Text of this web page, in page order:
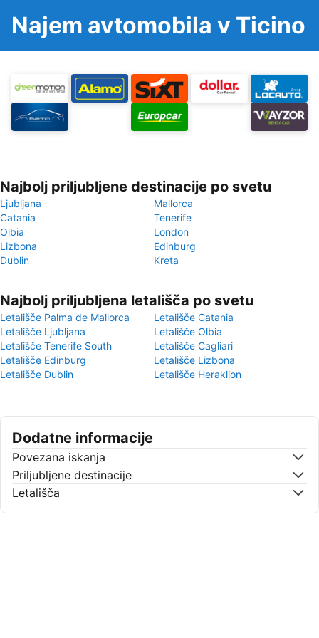
Najem avtomobila v Ticino
Najbolj priljubljene destinacije po svetu
Ljubljana
Mallorca
Catania
Tenerife
Olbia
London
Lizbona
Edinburg
Dublin
Kreta
Najbolj priljubljena letališča po svetu
Letališče Palma de Mallorca
Letališče Catania
Letališče Ljubljana
Letališče Olbia
Letališče Tenerife South
Letališče Cagliari
Letališče Edinburg
Letališče Lizbona
Letališče Dublin
Letališče Heraklion
Dodatne informacije
Povezana iskanja
Priljubljene destinacije
Letališča